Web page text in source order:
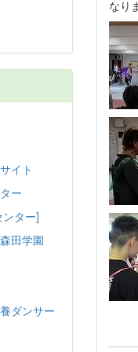
なり
イト
ー
ター]
田学園
ダンサー